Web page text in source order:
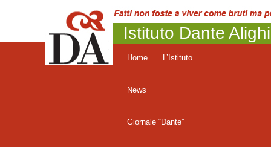
Istituto Dante
Home L’Istituto
News
Giornale “Dante”